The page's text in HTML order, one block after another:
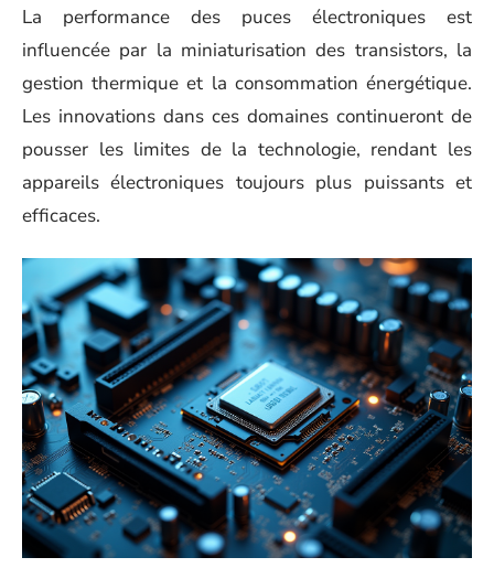
La performance des puces électroniques est
influencée par la miniaturisation des transistors, la
gestion thermique et la consommation énergétique.
Les innovations dans ces domaines continueront de
pousser les limites de la technologie, rendant les
appareils électroniques toujours plus puissants et
efficaces.